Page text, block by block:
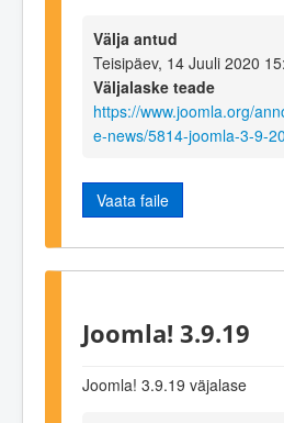
Välja antud
Teisipäev, 14 Juuli 2020
Väljalaske teade
https://www.joomla.org/
e-news/5814-joomla-3-9-
Vaata faile
Joomla! 3.9.19
Joomla! 3.9.19 väjalase